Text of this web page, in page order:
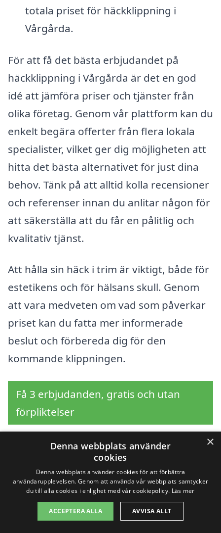
totala priset för häckklippning i
Vårgårda.
För att få det bästa erbjudandet på
häckklippning i Vårgårda är det en god
idé att jämföra priser och tjänster från
olika företag. Genom vår plattform kan du
enkelt begära offerter från flera lokala
specialister, vilket ger dig möjligheten att
hitta det bästa alternativet för just dina
behov. Tänk på att alltid kolla recensioner
och referenser innan du anlitar någon för
att säkerställa att du får en pålitlig och
kvalitativ tjänst.
Att hålla sin häck i trim är viktigt, både för
estetikens och för hälsans skull. Genom
att vara medveten om vad som påverkar
priset kan du fatta mer informerade
beslut och förbereda dig för den
kommande klippningen.
Få 3 erbjudanden, gratis och utan
förpliktelser
Sök efter en
professionell för
häckklippning i andra
×
Denna webbplats använder
cookies
Denna webbplats använder cookies för att förbättra
användarupplevelsen. Genom att använda vår webbplats samtycker
du till alla cookies i enlighet med vår cookiepolicy. Läs mer
ACCEPTERA ALLA AVVISA ALLT